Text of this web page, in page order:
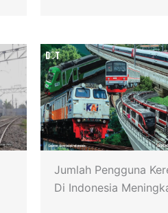
Jumlah Pengguna
Di Indonesia